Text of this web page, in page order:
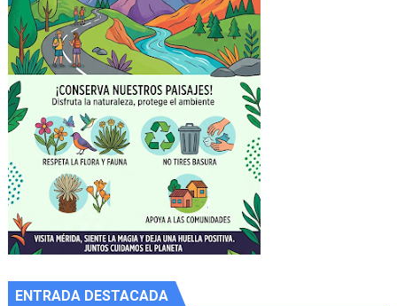
ENTRADA DESTACADA